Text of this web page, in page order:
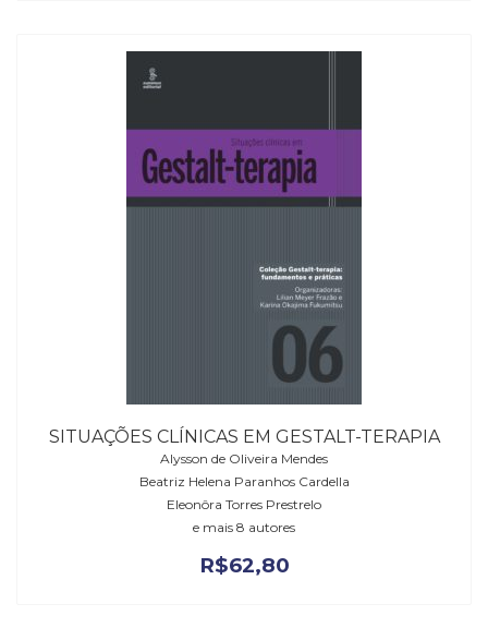
SITUAÇÕES CLÍNICAS EM GESTALT-TERAPIA
Alysson de Oliveira Mendes
Beatriz Helena Paranhos Cardella
Eleonôra Torres Prestrelo
e mais 8 autores
R$62,80